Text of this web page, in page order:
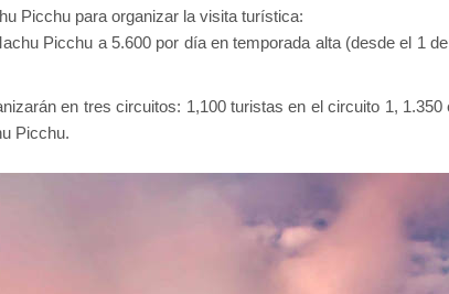
Picchu para organizar la visita turística:
Picchu a 5.600 por día en temporada alta (desde el 1
en tres circuitos: 1,100 turistas en el circuito 1,
Picchu.